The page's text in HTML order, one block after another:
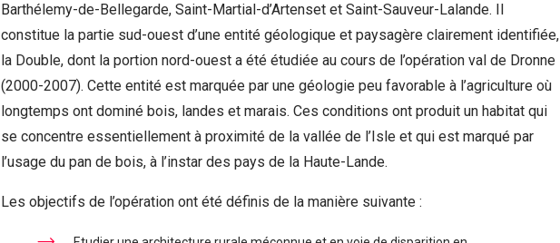
Barthélemy-de-Bellegarde, Saint-Martial-d’Artenset et Saint-Sauveur-Lalande. Il
constitue la partie sud-ouest d’une entité géologique et paysagère clairement identifiée,
la Double, dont la portion nord-ouest a été étudiée au cours de l’opération val de Dronne
(2000-2007). Cette entité est marquée par une géologie peu favorable à l’agriculture où
longtemps ont dominé bois, landes et marais. Ces conditions ont produit un habitat qui
se concentre essentiellement à proximité de la vallée de l’Isle et qui est marqué par
l’usage du pan de bois, à l’instar des pays de la Haute-Lande.
Les objectifs de l’opération ont été définis de la manière suivante :